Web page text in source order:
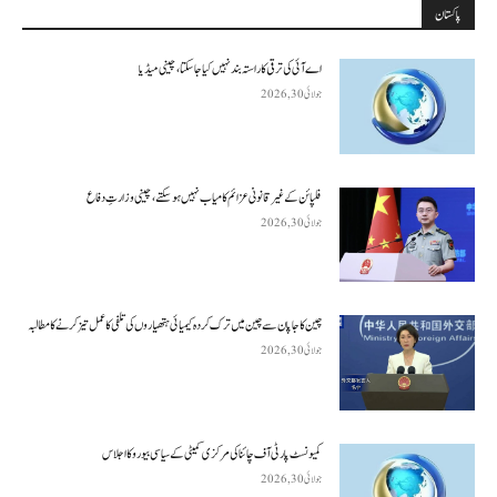
پاکستان
اے آئی کی ترقی کا راستہ بند نہیں کیا جا سکتا، چینی میڈیا
جولائی 30, 2026
فلپائن کے غیر قانونی عزائم کامیاب نہیں ہو سکتے ، چینی وزارتِ دفاع
جولائی 30, 2026
چین کا جاپان سے چین میں ترک کردہ کیمیائی ہتھیاروں کی تلفی کا عمل تیز کرنے کا مطالبہ
جولائی 30, 2026
کمیونسٹ پارٹی آف چائنا کی مرکزی کمیٹی کے سیاسی بیورو کا اجلاس
جولائی 30, 2026